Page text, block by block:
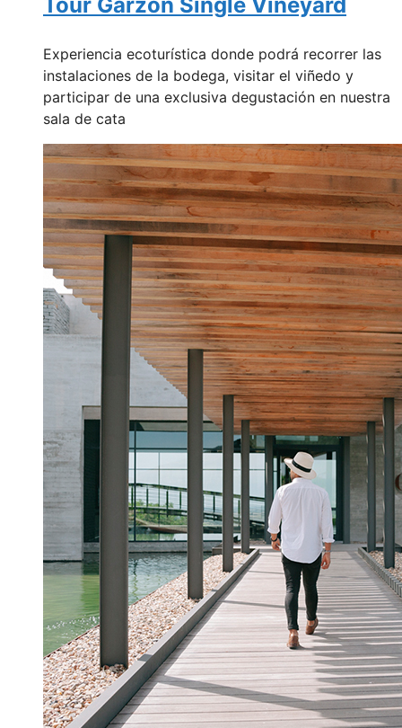
Experiencia ecoturística donde podrá recorrer las
instalaciones de la bodega, visitar el viñedo y
participar de una exclusiva degustación en nuestra
sala de cata